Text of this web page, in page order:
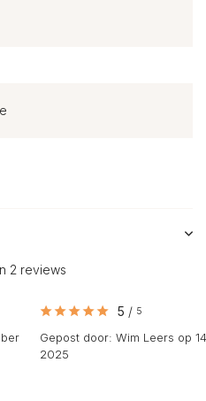
2 reviews
5 / 5
Gepost door: Wim Leers op
2025